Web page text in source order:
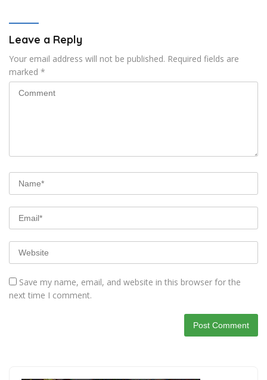
Leave a Reply
Your email address will not be published. Required fields are
marked *
Save my name, email, and website in this browser for the
next time I comment.